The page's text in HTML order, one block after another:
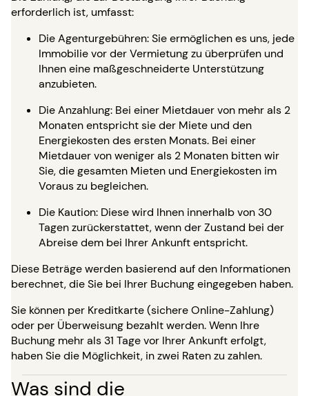
erforderlich ist, umfasst:
Die Agenturgebühren: Sie ermöglichen es uns, jede
Immobilie vor der Vermietung zu überprüfen und
Ihnen eine maßgeschneiderte Unterstützung
anzubieten.
Die Anzahlung: Bei einer Mietdauer von mehr als 2
Monaten entspricht sie der Miete und den
Energiekosten des ersten Monats. Bei einer
Mietdauer von weniger als 2 Monaten bitten wir
Sie, die gesamten Mieten und Energiekosten im
Voraus zu begleichen.
Die Kaution: Diese wird Ihnen innerhalb von 30
Tagen zurückerstattet, wenn der Zustand bei der
Abreise dem bei Ihrer Ankunft entspricht.
Diese Beträge werden basierend auf den Informationen
berechnet, die Sie bei Ihrer Buchung eingegeben haben.
Sie können per Kreditkarte (sichere Online-Zahlung)
oder per Überweisung bezahlt werden. Wenn Ihre
Buchung mehr als 31 Tage vor Ihrer Ankunft erfolgt,
haben Sie die Möglichkeit, in zwei Raten zu zahlen.
Was sind die